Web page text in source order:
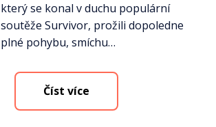
který se konal v duchu populární
soutěže Survivor, prožili dopoledne
plné pohybu, smíchu…
Číst více